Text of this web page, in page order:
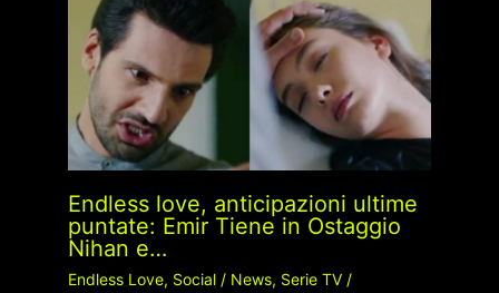
Endless love, anticipazioni ultime
puntate: Emir Tiene in Ostaggio
Nihan e…
Endless Love, Social/ News, Serie TV/